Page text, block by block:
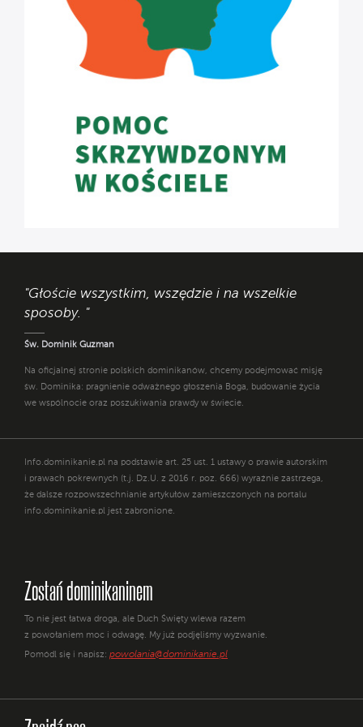
"Głoście wszystkim, wszędzie i na wszelkie
sposoby. "
Św. Dominik Guzman
Na oficjalnej stronie polskich dominikanów, chcemy podejmować misję
św. Dominika: pragnienie odważnego głoszenia Boga, budowanie życia
we wspólnocie oraz poszukiwania prawdy w świecie.
Info.dominikanie.pl na podstawie art. 25 ust. 1 ustawy o prawie autorskim
i prawach pokrewnych (t.j. Dz.U. z 2016 r. poz. 666) wyraźnie zastrzega,
że dalsze rozpowszechnianie artykułów zamieszczonych na portalu
info.dominikanie.pl jest zabronione.
Zostań dominikaninem
To nie jest łatwa droga, ale Duch Święty wlewa razem
z powołaniem moc i odwagę. My już podjęliśmy wyzwanie.
Pomódl się i napisz: powolania@dominikanie.pl